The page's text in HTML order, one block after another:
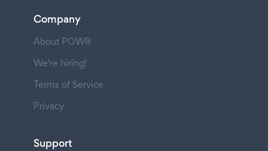
Company
About POWR
We're hiring!
Terms of Service
Privacy
Support